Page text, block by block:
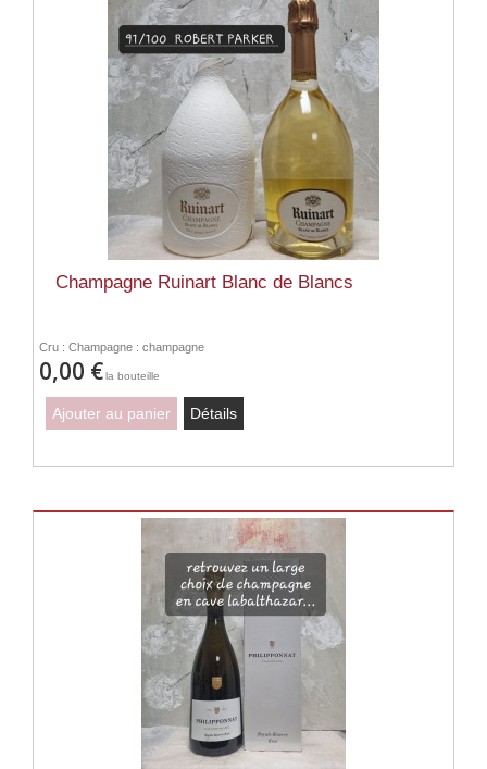
Champagne Ruinart Blanc de Blancs
Cru : Champagne : champagne
0,00 €la bouteille
Ajouter au panier Détails